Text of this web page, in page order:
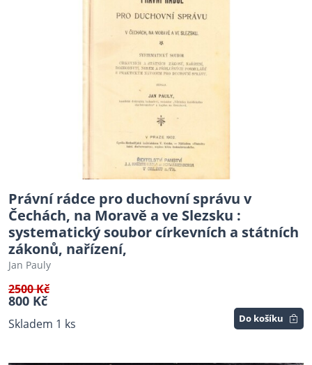
Právní rádce pro duchovní správu v
Čechách, na Moravě a ve Slezsku :
systematický soubor církevních a státních
zákonů, nařízení,
Jan Pauly
2500 Kč
800 Kč
Skladem 1 ks Do košíku